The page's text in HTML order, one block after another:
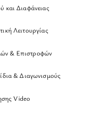
και Διαφάνειας
Λειτουργίας
& Επιστροφών
& Διαγωνισμούς
Video